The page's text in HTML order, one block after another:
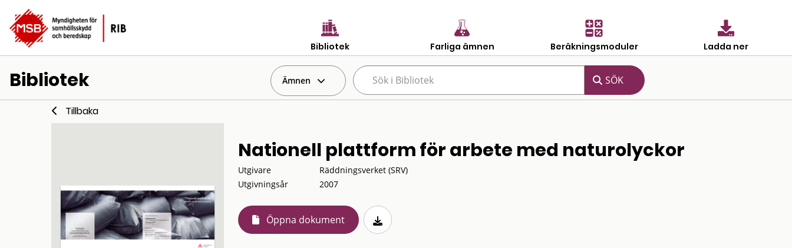
Bibliotek Farliga ämnen Beräkningsmoduler Ladda ner
Bibliotek Ämnen
Tillbaka
Nationell plattform för arbete med naturolyckor
Utgivare
Räddningsverket (SRV)
Utgivningsår
2007
Öppna dokument